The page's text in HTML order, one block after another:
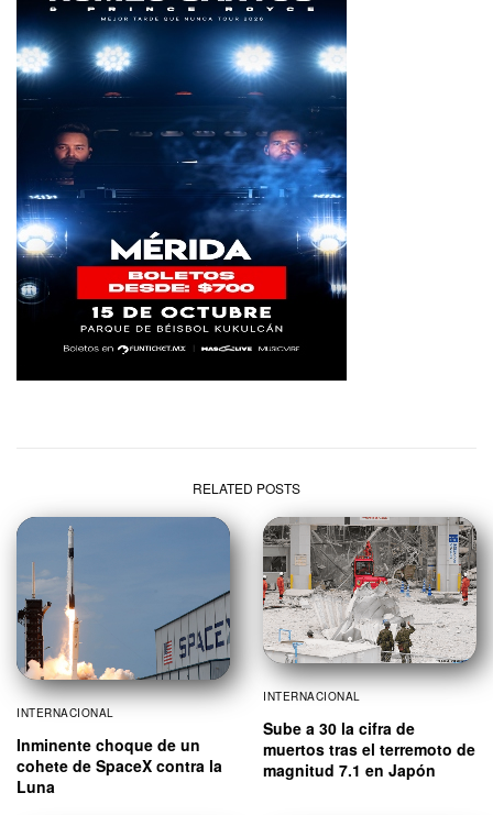
RELATED POSTS
INTERNACIONAL
Inminente choque de un
cohete de SpaceX contra la
Luna
INTERNACIONAL
Sube a 30 la cifra de
muertos tras el terremoto de
magnitud 7.1 en Japón